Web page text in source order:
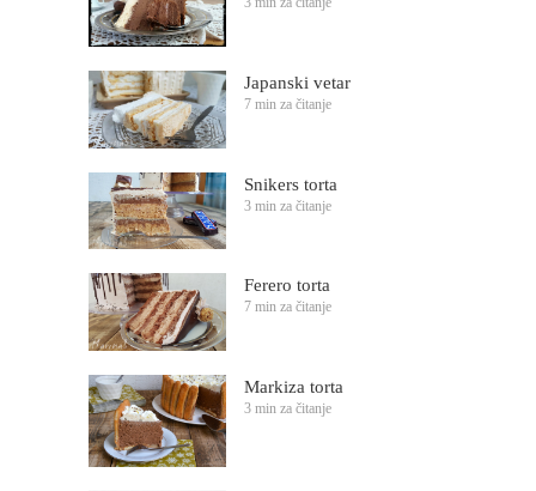
Japanski vetar
7 min za čitanje
Snikers torta
3 min za čitanje
Ferero torta
7 min za čitanje
Markiza torta
3 min za čitanje